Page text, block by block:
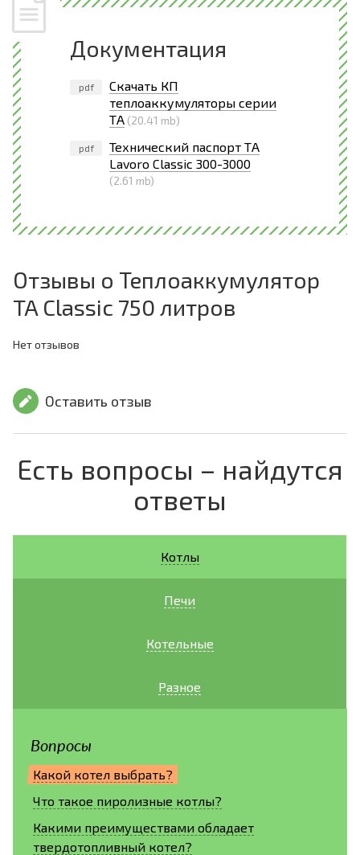
Документация
pdf
Скачать КП
теплоаккумуляторы серии
ТА (20.41 mb)
pdf
Технический паспорт ТА
Lavoro Classic 300-3000
(2.61 mb)
Отзывы о Теплоаккумулятор
TA Classic 750 литров
Нет отзывов
Оставить отзыв
Есть вопросы – найдутся
ответы
Котлы
Печи
Котельные
Разное
Вопросы
Какой котел выбрать?
Что такое пиролизные котлы?
Какими преимуществами обладает
твердотопливный котел?